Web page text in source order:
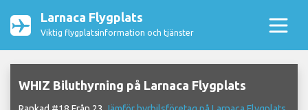
Larnaca Flygplats
Viktig flygplatsinformation och tjänster
WHIZ Biluthyrning på Larnaca Flygplats